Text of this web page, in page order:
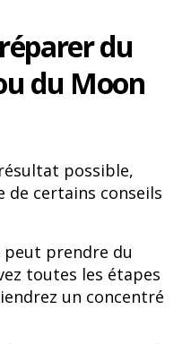
du
du Moon
possible,
de certains conseils
peut prendre du
toutes les étapes
un concentré